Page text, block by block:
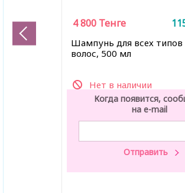
Шампунь для всех типов
волос, 500 мл
Нет в наличии
4 800 Тенге
Когда появится,
на e-mail